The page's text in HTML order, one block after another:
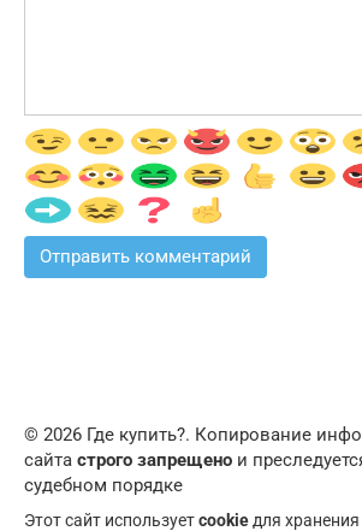
© 2026 Где купить?. Копирование
сайта строго запрещено и
судебном порядке
Этот сайт используетcookie для